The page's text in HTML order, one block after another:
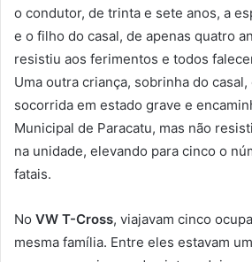
o condutor, de trinta e sete anos, a
e o filho do casal, de apenas quatro
resistiu aos ferimentos e todos
Uma outra criança, sobrinha do
socorrida em estado grave e
Municipal de Paracatu, mas não
na unidade, elevando para cinco o
fatais.
No VW T-Cross, viajavam cinco
mesma família. Entre eles estavam